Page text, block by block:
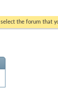
the forum that